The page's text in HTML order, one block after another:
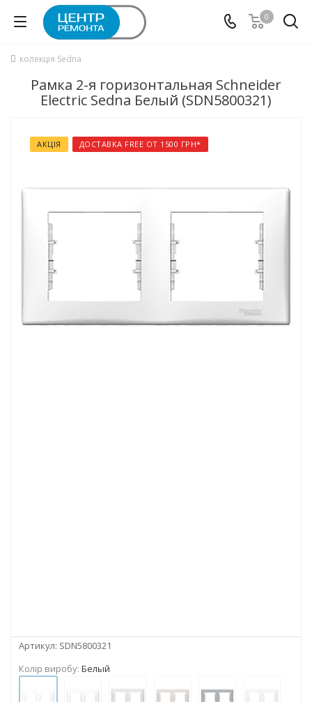
0
колекція Sedna
Рамка 2-я горизонтальная Schneider
Electric Sedna Белый (SDN5800321)
АКЦІЯ ДОСТАВКА FREE ОТ 1500 ГРН*
Артикул: SDN5800321
Колір виробу: Белый